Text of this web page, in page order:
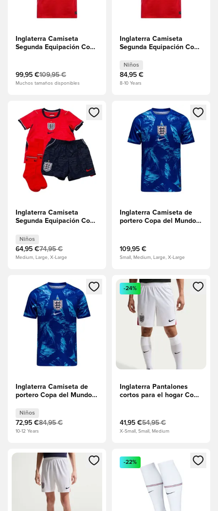
Inglaterra Camiseta
Segunda Equipación Copa
99,95 €109,95 €
Muchos tamaños disponibles
Inglaterra Camiseta
Segunda Equipación Copa
Niños
84,95 €
8-10 Years
Abre un modal para iniciar sesión o registrarse como
Inglaterra Camiseta
Segunda Equipación Copa
Niños
Niños
64,95 €74,95 €
Medium, Large, X-Large
Abre un modal para iniciar
Inglaterra Camiseta de
portero Copa del Mundo
109,95 €
Small, Medium, Large, X-Large
Abre un modal para iniciar sesión o registrarse como
Inglaterra Camiseta de
portero Copa del Mundo
Niños
72,95 €84,95 €
10-12 Years
Abre un modal para iniciar
-24%
Inglaterra Pantalones
cortos para el hogar Copa
41,95 €54,95 €
X-Small, Small, Medium
Abre un modal para iniciar sesión o registrarse como
Abre un modal para iniciar
-22%